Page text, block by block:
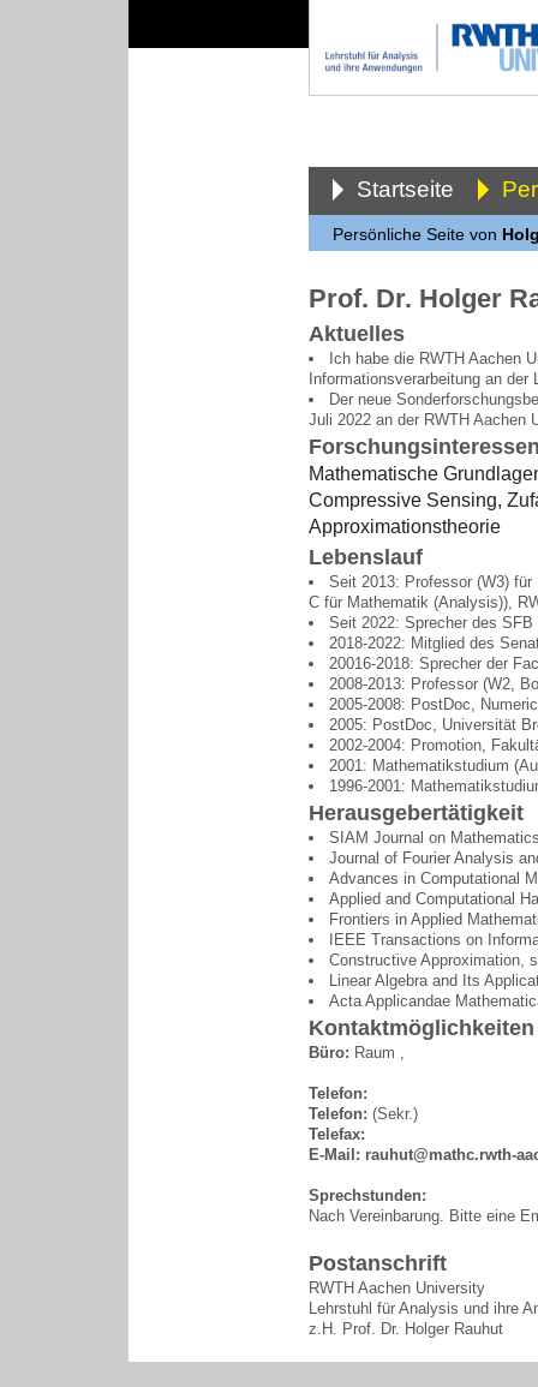
Startseite
Persönliche Seite von
Prof. Dr. Holger
Aktuelles
Ich habe die RWTH Aachen
Informationsverarbeitung an
Der neue
Juli 2022 an der RWTH Aachen
Mathematische
Compressive Sensing,
Approximationstheorie
Lebenslauf
Seit 2013: Professor (W3)
C für Mathematik (Analysis)),
Seit 2022: Sprecher des
2018-2022: Mitglied des
20016-2018: Sprecher der
2008-2013: Professor (W2,
2005-2008: PostDoc,
2005: PostDoc, Universität
2002-2004: Promotion,
2001: Mathematikstudium
1996-2001:
Herausgebertätigkeit
SIAM Journal on
Journal of Fourier Analysis
Advances in Computational
Applied and Computational
Frontiers in Applied
IEEE Transactions on
Constructive Approximation,
Linear Algebra and Its
Acta Applicandae
Büro: Raum ,
Telefon:
Telefon: (Sekr.)
Telefax:
E-Mail: rauhut@mathc.rwth-
Sprechstunden:
Nach Vereinbarung. Bitte eine
Postanschrift
RWTH Aachen University
Lehrstuhl für Analysis und ihre
z.H. Prof. Dr. Holger Rauhut